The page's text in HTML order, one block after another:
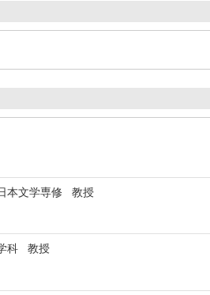
本文学専修 教授
科 教授